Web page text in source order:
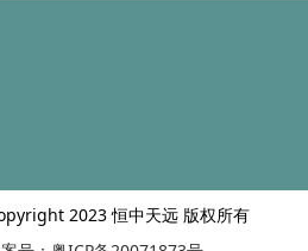
2023 恒中天远 版权所有